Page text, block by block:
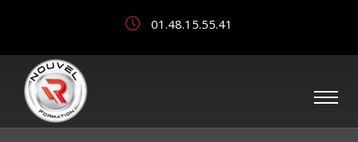
01.48.15.55.41